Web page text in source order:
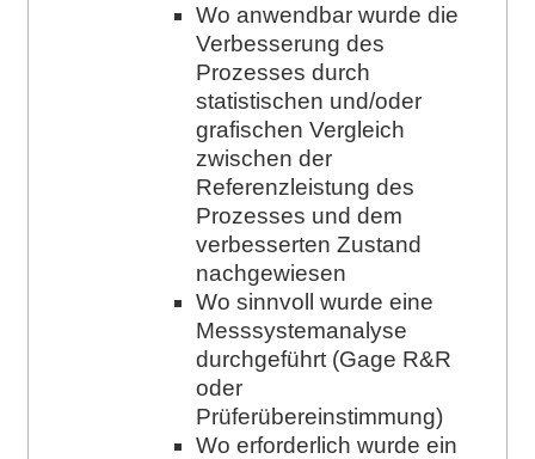
Wo anwendbar wurde die
Verbesserung des
Prozesses durch
statistischen und/oder
grafischen Vergleich
zwischen der
Referenzleistung des
Prozesses und dem
verbesserten Zustand
nachgewiesen
Wo sinnvoll wurde eine
Messsystemanalyse
durchgeführt (Gage R&R
oder
Prüferübereinstimmung)
Wo erforderlich wurde ein